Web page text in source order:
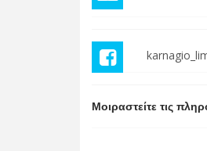
Μοιραστείτε τις